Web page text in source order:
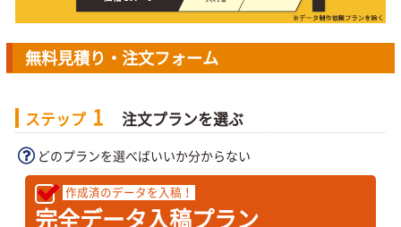
無料見積り・注文フォーム
ステップ 1 注文プランを選ぶ
どのプランを選べばいいか分からない
作成済のデータを入稿！
完全データ入稿プラン